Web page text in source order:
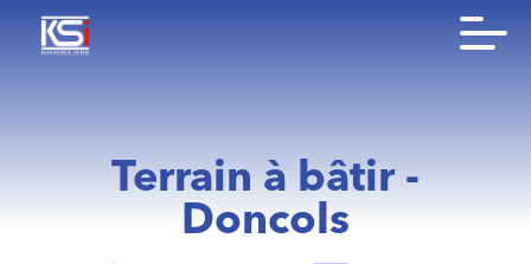
Terrain à bâtir -
Doncols